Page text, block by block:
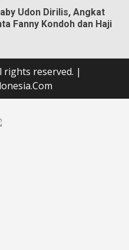
Udon Dirilis, Angkat
Fanny Kondoh dan Haji
reserved. |